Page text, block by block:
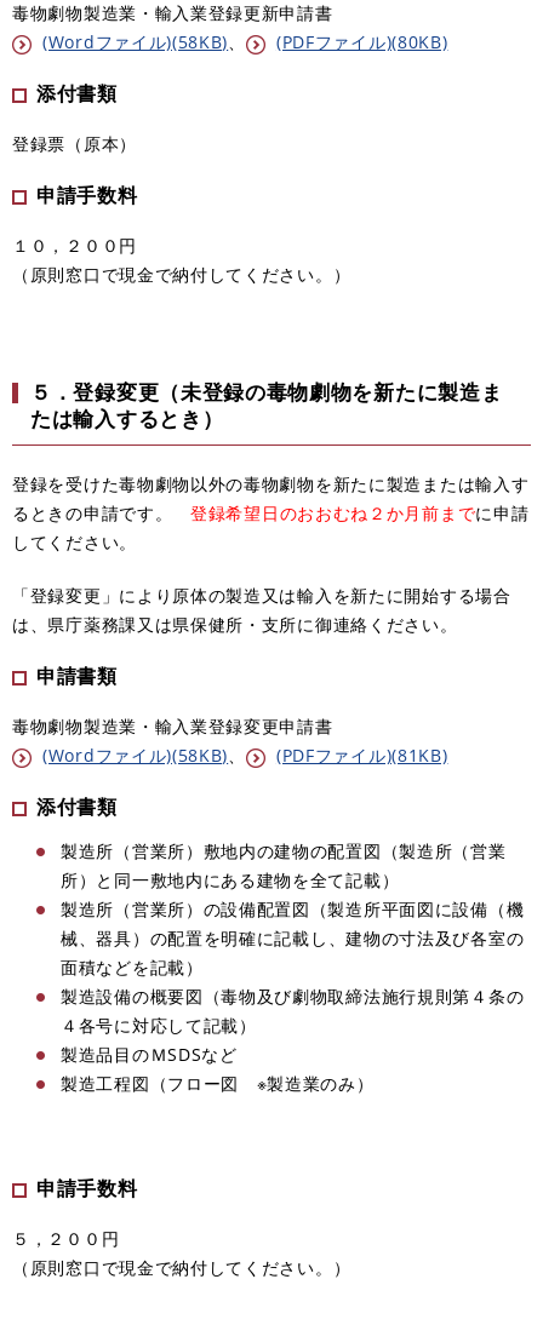
毒物劇物製造業・輸入業登録更新申請書
(Wordファイル)(58KB)、​ (PDFファイル)(80KB)
添付書類
登録票（原本）
申請手数料
１０，２００円
（原則窓口で現金で納付してください。）
５．登録変更（未登録の毒物劇物を新たに製造ま
たは輸入するとき）
登録を受けた毒物劇物以外の毒物劇物を新たに製造または輸入す
るときの申請です。
登録希望日のおおむね２か月前までに申請
してください。
「登録変更」により原体の製造又は輸入を新たに開始する場合
は、県庁薬務課又は県保健所・支所に御連絡ください。
申請書類
毒物劇物製造業・輸入業登録変更申請書
(Wordファイル)(58KB)、 (PDFファイル)(81KB)
添付書類
製造所（営業所）敷地内の建物の配置図（製造所（営業
所）と同一敷地内にある建物を全て記載）
製造所（営業所）の設備配置図（製造所平面図に設備（機
械、​器具）の配置を明確に記載し 、​建物の寸法及び各室の
面積などを記載）
製造設備の概要図（毒物及び劇物取締法施行規則第４条の
４各号に対応して記載）
製造品目のＭSDSなど
製造工程図（フロー図 ※製造業のみ）
申請手数料
５，２００円
（原則窓口で現金で納付してください。）